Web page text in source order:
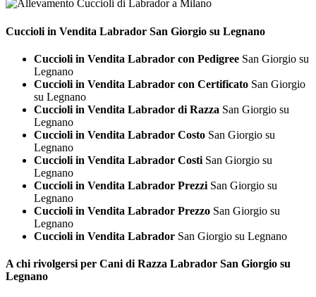
Cuccioli in Vendita Labrador San Giorgio su Legnano
Cuccioli in Vendita Labrador con Pedigree San Giorgio su
Legnano
Cuccioli in Vendita Labrador con Certificato San Giorgio
su Legnano
Cuccioli in Vendita Labrador di Razza San Giorgio su
Legnano
Cuccioli in Vendita Labrador Costo San Giorgio su
Legnano
Cuccioli in Vendita Labrador Costi San Giorgio su
Legnano
Cuccioli in Vendita Labrador Prezzi San Giorgio su
Legnano
Cuccioli in Vendita Labrador Prezzo San Giorgio su
Legnano
Cuccioli in Vendita Labrador San Giorgio su Legnano
A chi rivolgersi per Cani di Razza Labrador San Giorgio su
Legnano